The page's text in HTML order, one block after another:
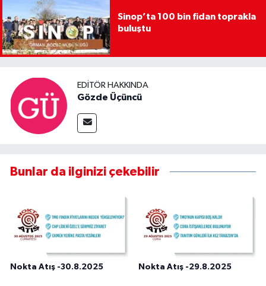
Sinop’ta 100 bin fidan toprakla
buluştu
EDITÖR HAKKINDA
Gözde Üçüncü
Bunlar da ilginizi çekebilir
Nokta Atış -30.8.2025 Nokta Atış -29.8.2025